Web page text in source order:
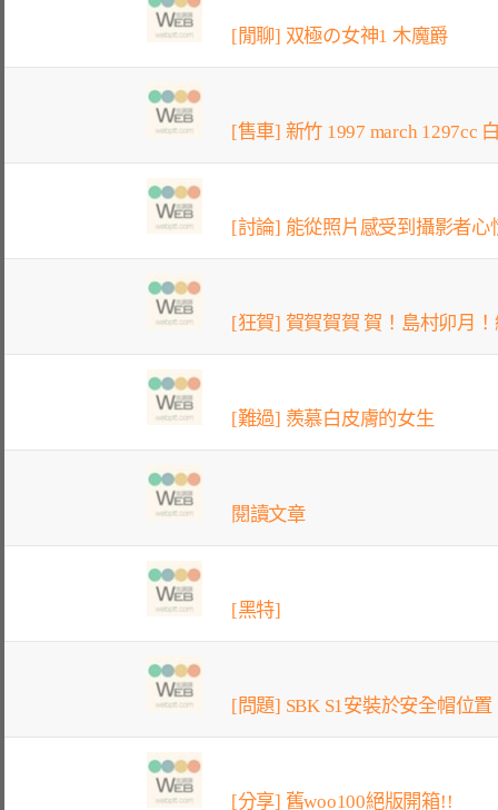
[閒聊] 双極の女神1 木魔爵
[售車] 新竹 1997 march 1297cc
[討論] 能從照片感受到攝影者心
[狂賀] 賀賀賀賀 賀！島村卯月！
[難過] 羨慕白皮膚的女生
閱讀文章
[黑特]
[問題] SBK S1安裝於安全帽位置
[分享] 舊woo100絕版開箱!!